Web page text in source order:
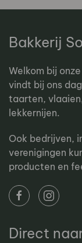
Bakkerij
Welkom bij
vindt bij ons
taarten,
lekkernijen.
Ook bedrijven,
verenigingen
producten en
Direct